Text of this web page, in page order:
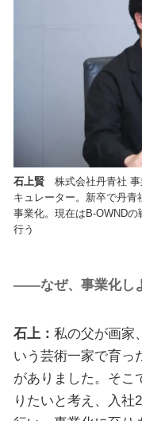
石上賢株式会社丹青社 事
キュレーター。新卒で丹青
事業化。現在はB-OWND
行う
――なぜ、事業化し
石上： 私の父が画家
いう芸術一家で育っ
がありました。そこ
りたいと考え、入社